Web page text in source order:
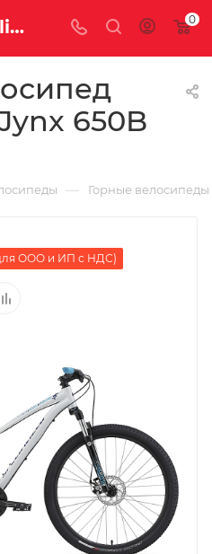
Купить Specialized Jynx 650B 2016 за рублей, а со скидкой 0
650B
— Горные велосипеды
ООО и ИП с НДС)